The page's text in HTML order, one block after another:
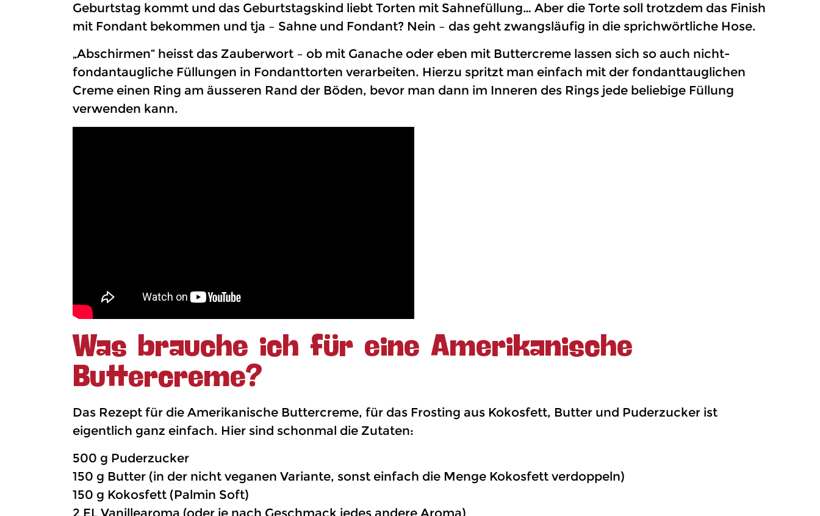
Geburtstag kommt und das Geburtstagskind liebt Torten mit Sahnefüllung… Aber die Torte soll trotzdem das Finish
mit Fondant bekommen und tja – Sahne und Fondant? Nein – das geht zwangsläufig in die sprichwörtliche Hose.
„Abschirmen“ heisst das Zauberwort – ob mit Ganache oder eben mit Buttercreme lassen sich so auch nicht-
fondantaugliche Füllungen in Fondanttorten verarbeiten. Hierzu spritzt man einfach mit der fondanttauglichen
Creme einen Ring am äusseren Rand der Böden, bevor man dann im Inneren des Rings jede beliebige Füllung
verwenden kann.
Was brauche ich für eine Amerikanische
Buttercreme?
Das Rezept für die Amerikanische Buttercreme, für das Frosting aus Kokosfett, Butter und Puderzucker ist
eigentlich ganz einfach. Hier sind schonmal die Zutaten:
500 g Puderzucker
150 g Butter (in der nicht veganen Variante, sonst einfach die Menge Kokosfett verdoppeln)
150 g Kokosfett (Palmin Soft)